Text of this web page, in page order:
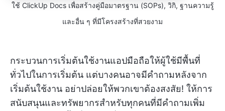
ใช้ ClickUp Docs เพื่อสร้างคู่มือมาตรฐาน (SOPs), วิกิ, ฐานความรู้
และอื่น ๆ ที่มีโครงสร้างที่สวยงาม
กระบวนการเริ่มต้นใช้งานแอปมือถือให้ผู้ใช้มีพื้นที่
ทั่วไปในการเริ่มต้น แต่บางคนอาจมีคำถามหลังจาก
เริ่มต้นใช้งาน อย่าปล่อยให้พวกเขาต้องสงสัย! ให้การ
สนับสนุนและทรัพยากรสำหรับทุกคนที่มีคำถามเพิ่ม